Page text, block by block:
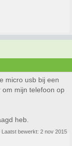
micro usb bij een
om mijn telefoon op
heb.
Laatst bewerkt: 2 nov 2015